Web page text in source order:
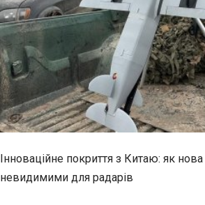
Інноваційне покриття з Китаю: як
невидимими для радарів